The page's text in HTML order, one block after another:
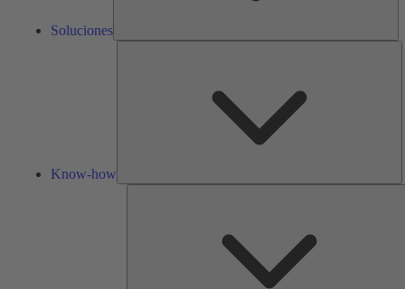
Soluciones
Know-how